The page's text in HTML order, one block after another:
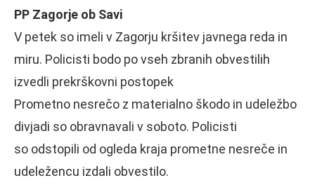
PP Zagorje ob Savi
V petek so imeli v Zagorju kršitev javnega reda in
miru. Policisti bodo po vseh zbranih obvestilih
izvedli prekrškovni postopek
Prometno nesrečo z materialno škodo in udeležbo
divjadi so obravnavali v soboto. Policisti
so odstopili od ogleda kraja prometne nesreče in
udeležencu izdali obvestilo.